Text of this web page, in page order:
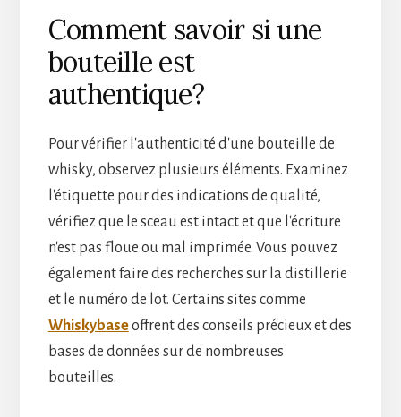
Comment savoir si une
bouteille est
authentique?
Pour vérifier l'authenticité d'une bouteille de
whisky, observez plusieurs éléments. Examinez
l'étiquette pour des indications de qualité,
vérifiez que le sceau est intact et que l'écriture
n'est pas floue ou mal imprimée. Vous pouvez
également faire des recherches sur la distillerie
et le numéro de lot. Certains sites comme
Whiskybaseoffrent des conseils précieux et des
bases de données sur de nombreuses
bouteilles.